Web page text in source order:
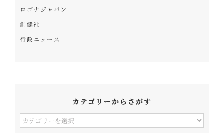
ロゴナジャパン
創健社
行政ニュース
カテゴリーからさがす
カ